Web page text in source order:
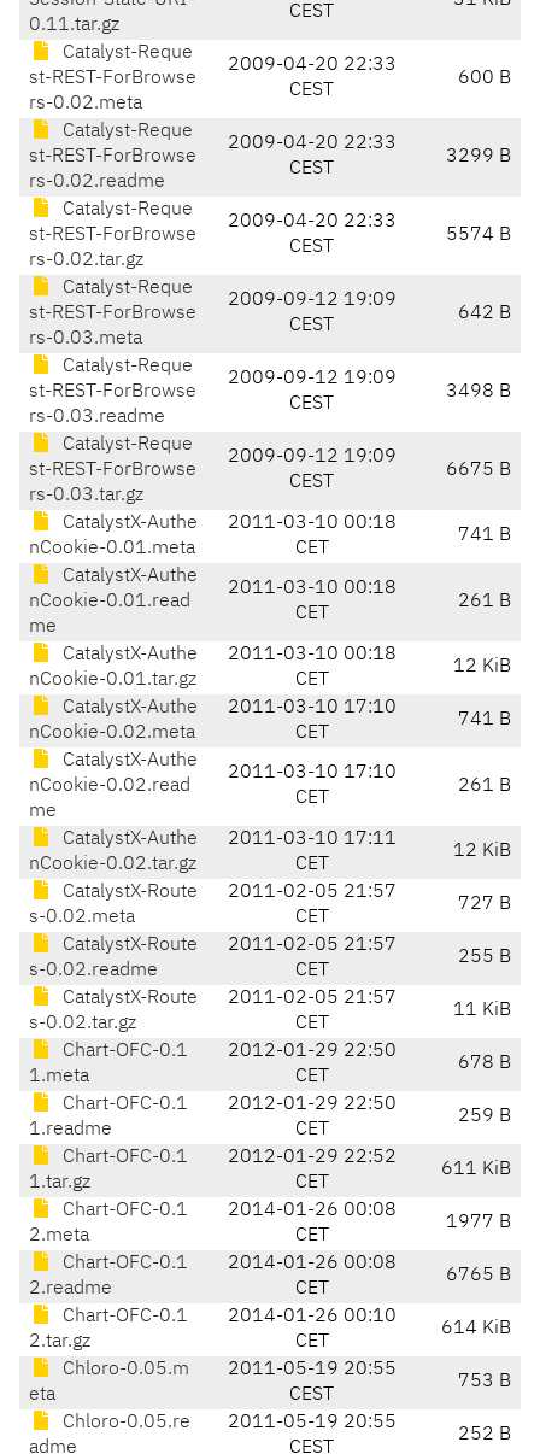
0.11.tar.gz
CEST
Catalyst-Reque
st-REST-ForBrowse
rs-0.02.meta
2009-04-20 22:33
CEST
600 B
Catalyst-Reque
st-REST-ForBrowse
rs-0.02.readme
2009-04-20 22:33
CEST
3299 B
Catalyst-Reque
st-REST-ForBrowse
rs-0.02.tar.gz
2009-04-20 22:33
CEST
5574 B
Catalyst-Reque
st-REST-ForBrowse
rs-0.03.meta
2009-09-12 19:09
CEST
642 B
Catalyst-Reque
st-REST-ForBrowse
rs-0.03.readme
2009-09-12 19:09
CEST
3498 B
Catalyst-Reque
st-REST-ForBrowse
rs-0.03.tar.gz
2009-09-12 19:09
CEST
6675 B
CatalystX-Authe
nCookie-0.01.meta
2011-03-10 00:18
CET
741 B
CatalystX-Authe
nCookie-0.01.read
me
2011-03-10 00:18
CET
261 B
CatalystX-Authe
nCookie-0.01.tar.gz
2011-03-10 00:18
CET
12 KiB
CatalystX-Authe
nCookie-0.02.meta
2011-03-10 17:10
CET
741 B
CatalystX-Authe
nCookie-0.02.read
me
2011-03-10 17:10
CET
261 B
CatalystX-Authe
nCookie-0.02.tar.gz
2011-03-10 17:11
CET
12 KiB
CatalystX-Route
s-0.02.meta
2011-02-05 21:57
CET
727 B
CatalystX-Route
s-0.02.readme
2011-02-05 21:57
CET
255 B
CatalystX-Route
s-0.02.tar.gz
2011-02-05 21:57
CET
11 KiB
Chart-OFC-0.1
1.meta
2012-01-29 22:50
CET
678 B
Chart-OFC-0.1
1.readme
2012-01-29 22:50
CET
259 B
Chart-OFC-0.1
1.tar.gz
2012-01-29 22:52
CET
611 KiB
Chart-OFC-0.1
2.meta
2014-01-26 00:08
CET
1977 B
Chart-OFC-0.1
2.readme
2014-01-26 00:08
CET
6765 B
Chart-OFC-0.1
2.tar.gz
2014-01-26 00:10
CET
614 KiB
Chloro-0.05.m
eta
2011-05-19 20:55
CEST
753 B
Chloro-0.05.re
adme
2011-05-19 20:55
CEST
252 B